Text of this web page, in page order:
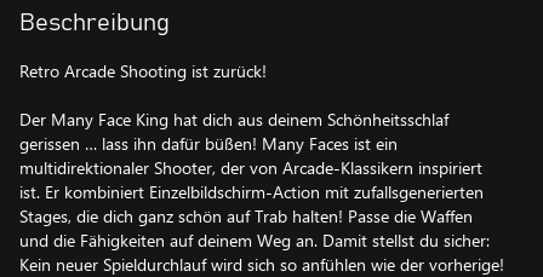
Beschreibung
Retro Arcade Shooting ist zurück!
Der Many Face King hat dich aus deinem Schönheitsschlaf
gerissen … lass ihn dafür büßen! Many Faces ist ein
multidirektionaler Shooter, der von Arcade-Klassikern inspiriert
ist. Er kombiniert Einzelbildschirm-Action mit zufallsgenerierten
Stages, die dich ganz schön auf Trab halten! Passe die Waffen
und die Fähigkeiten auf deinem Weg an. Damit stellst du sicher:
Kein neuer Spieldurchlauf wird sich so anfühlen wie der vorherige!